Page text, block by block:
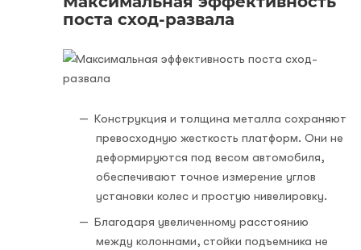
поста сход-развала
Конструкция и толщина металла сохраняют
превосходную жесткость платформ. Они не
деформируются под весом автомобиля,
обеспечивают точное измерение углов
установки колес и простую нивелировку.
Благодаря увеличенному расстоянию
между колоннами, стойки подъемника не